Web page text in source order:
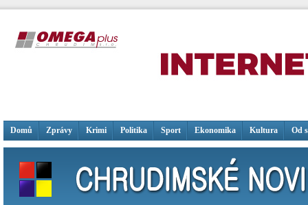
Domů Zprávy Krimi Politika Sport Ekonomika Kultura Od